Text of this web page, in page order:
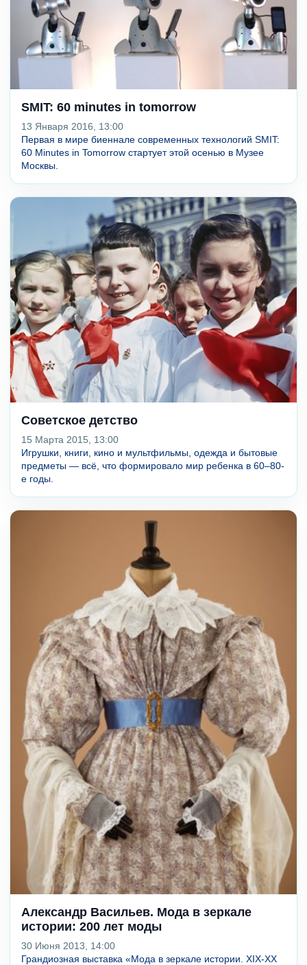
SMIT: 60 minutes in tomorrow
13 Января 2016, 13:00
Первая в мире биеннале современных технологий SMIT:
60 Minutes in Tomorrow стартует этой осенью в Музее
Москвы.
Советское детство
15 Марта 2015, 13:00
Игрушки, книги, кино и мультфильмы, одежда и бытовые
предметы — всё, что формировало мир ребенка в 60–80-
е годы.
Александр Васильев. Мода в зеркале
истории: 200 лет моды
30 Июня 2013, 14:00
Грандиозная выставка «Мода в зеркале истории. XIX-XX